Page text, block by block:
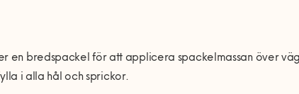
en bredspackel för att applicera spackelmassan över
i alla hål och sprickor.